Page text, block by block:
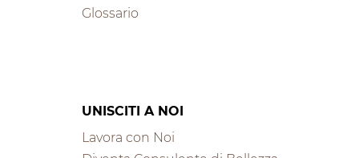
Glossario
UNISCITI A NOI
Lavora con Noi